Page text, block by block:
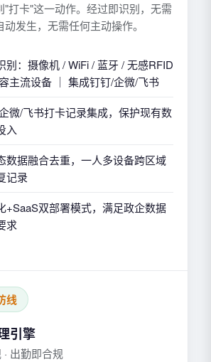
"打卡"这一动作。经过即识别，无需
发生，无需任何主动操作。
别：摄像机 / WiFi / 蓝牙 / 无感RFID
容主流设备 ｜ 集成钉钉/企微/飞书
微/飞书打卡记录集成，保护现有数
入
数据融合去重，一人多设备跨区域
记录
+SaaS双部署模式，满足政企数据
求
线
引擎
· 出勤即合规